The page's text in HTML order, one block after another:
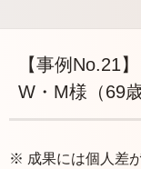
【事例No.21
W・M様（69
※ 成果には個人差